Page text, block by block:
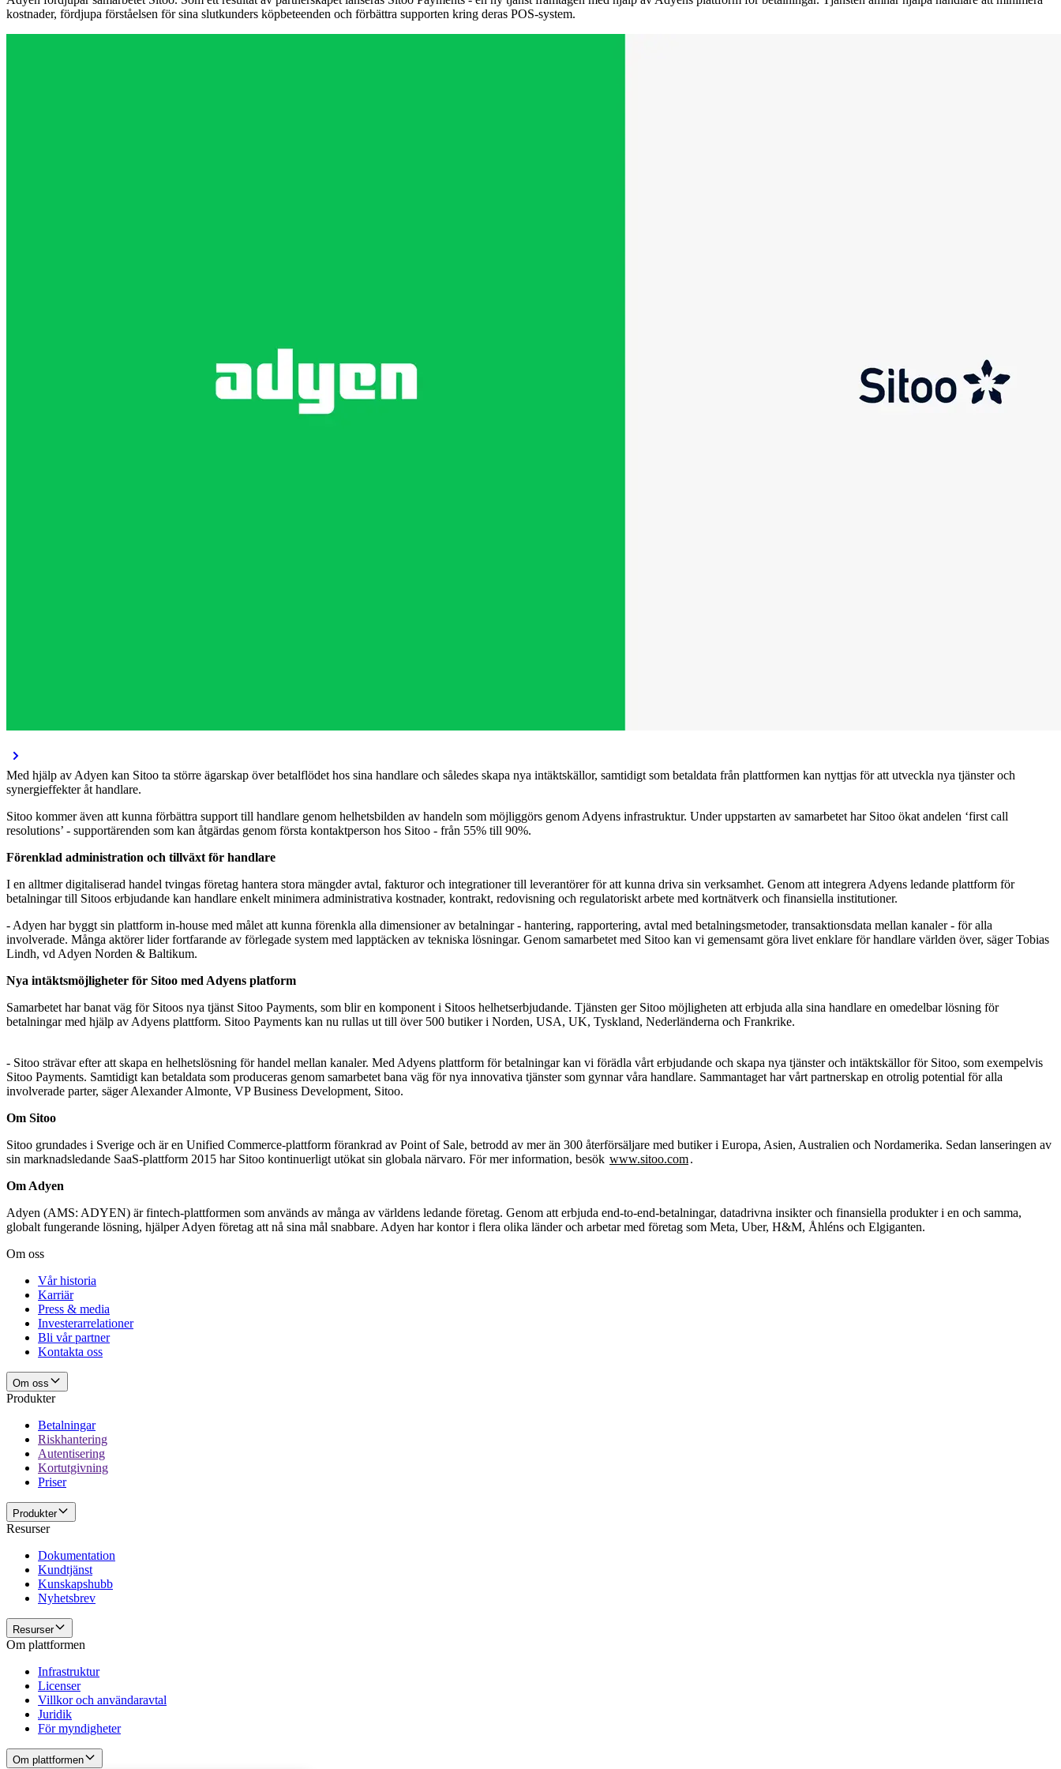
kostnader, fördjupa förståelsen för sina slutkunders köpbeteenden och förbättra supporten kring deras POS-system.
Med hjälp av Adyen kan Sitoo ta större ägarskap över betalflödet hos sina handlare och således skapa nya intäktskällor, samtidigt som betaldata från plattformen kan nyttjas för att utveckla nya tjänster och
Sitoo kommer även att kunna förbättra support till handlare genom helhetsbilden av handeln som möjliggörs genom Adyens infrastruktur. Under uppstarten av samarbetet har Sitoo ökat andelen ‘first call
Förenklad administration och tillväxt för handlare
I en alltmer digitaliserad handel tvingas företag hantera stora mängder avtal, fakturor och integrationer till leverantörer för att kunna driva sin verksamhet. Genom att integrera Adyens ledande plattform för
betalningar till Sitoos erbjudande kan handlare enkelt minimera administrativa kostnader, kontrakt, redovisning och regulatoriskt arbete med kortnätverk och finansiella institutioner.
- Adyen har byggt sin plattform in-house med målet att kunna förenkla alla dimensioner av betalningar - hantering, rapportering, avtal med betalningsmetoder, transaktionsdata mellan kanaler - för alla
involverade. Många aktörer lider fortfarande av förlegade system med lapptäcken av tekniska lösningar. Genom samarbetet med Sitoo kan vi gemensamt göra livet enklare för handlare världen över, säger Tobias
Nya intäktsmöjligheter för Sitoo med Adyens platform
Samarbetet har banat väg för Sitoos nya tjänst Sitoo Payments, som blir en komponent i Sitoos helhetserbjudande. Tjänsten ger Sitoo möjligheten att erbjuda alla sina handlare en omedelbar lösning för
betalningar med hjälp av Adyens plattform. Sitoo Payments kan nu rullas ut till över 500 butiker i Norden, USA, UK, Tyskland, Nederländerna och Frankrike.
- Sitoo strävar efter att skapa en helhetslösning för handel mellan kanaler. Med Adyens plattform för betalningar kan vi förädla vårt erbjudande och skapa nya tjänster och intäktskällor för Sitoo, som exempelvis
Sitoo Payments. Samtidigt kan betaldata som produceras genom samarbetet bana väg för nya innovativa tjänster som gynnar våra handlare. Sammantaget har vårt partnerskap en otrolig potential för alla
involverade parter, säger Alexander Almonte, VP Business Development, Sitoo.
Om Sitoo
Sitoo grundades i Sverige och är en Unified Commerce-plattform förankrad av Point of Sale, betrodd av mer än 300 återförsäljare med butiker i Europa, Asien, Australien och Nordamerika. Sedan lanseringen av
sin marknadsledande SaaS-plattform 2015 har Sitoo kontinuerligt utökat sin globala närvaro. För mer information, besök www.sitoo.com
Om Adyen
Adyen (AMS: ADYEN) är fintech-plattformen som används av många av världens ledande företag. Genom att erbjuda end-to-end-betalningar, datadrivna insikter och finansiella produkter i en och samma,
globalt fungerande lösning, hjälper Adyen företag att nå sina mål snabbare. Adyen har kontor i flera olika länder och arbetar med företag som Meta, Uber, H&M, Åhléns och Elgiganten.
Om oss
Vår historia
Karriär
Press & media
Investerarrelationer
Bli vår partner
Kontakta oss
Om oss
Produkter
Betalningar
Riskhantering
Autentisering
Kortutgivning
Priser
Produkter
Resurser
Dokumentation
Kundtjänst
Kunskapshubb
Nyhetsbrev
Resurser
Om plattformen
Infrastruktur
Licenser
Villkor och användaravtal
Juridik
För myndigheter
Om plattformen